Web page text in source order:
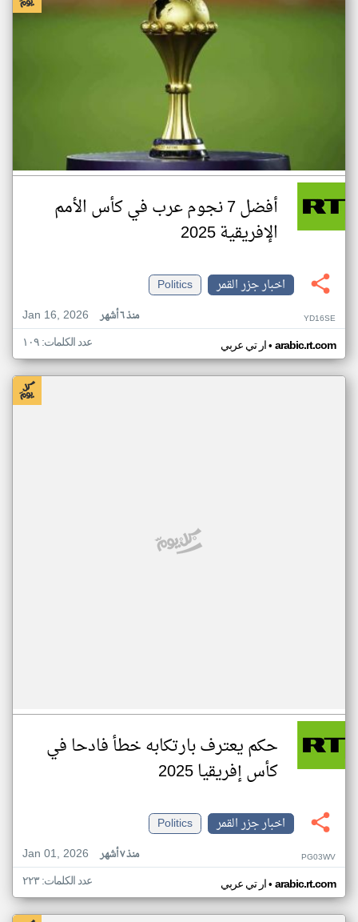
أفضل 7 نجوم عرب في كأس الأمم
الإفريقية 2025
اخبار جزر القمر
Politics
Jan 16, 2026
منذ ٦ أشهر YD16SE
ار تي عربي• arabic.rt.com عدد الكلمات: ١٠٩
حكم يعترف بارتكابه خطأ فادحا في
كأس إفريقيا 2025
اخبار جزر القمر
Politics
Jan 01, 2026
منذ ٧ أشهر PG03WV
ار تي عربي• arabic.rt.com عدد الكلمات: ٢٢٣